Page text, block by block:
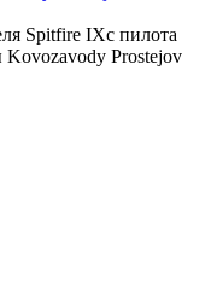
Spitfire IXc пилота
Prostejov